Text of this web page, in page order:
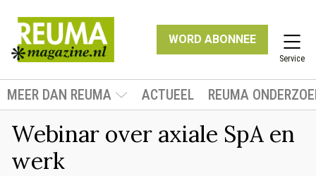
WORD ABONNEE
Service
MEER DAN REUMA ACTUEEL REUMA
Webinar over axiale SpA en
werk